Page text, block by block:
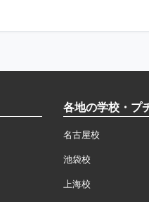
各地の学校・プ
名古屋校
池袋校
上海校